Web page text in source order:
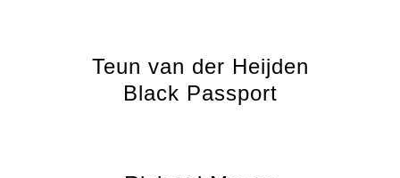
Teun van der Heijden
Black Passport